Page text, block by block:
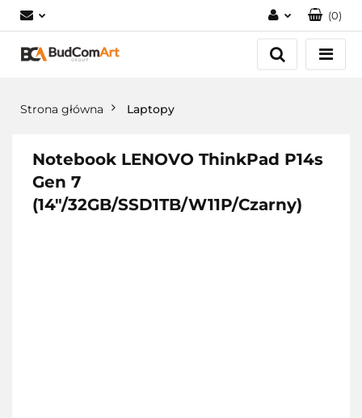
Zaloguj się
(0)
Strona główna Laptopy
Notebook LENOVO ThinkPad P14s
Gen 7
(14"/32GB/SSD1TB/W11P/Czarny)